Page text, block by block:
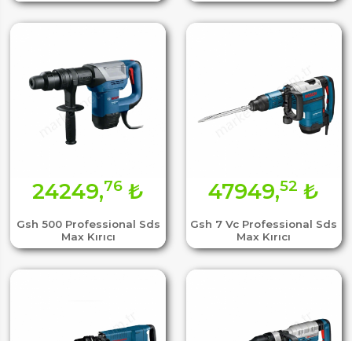
Gsh 500 Professional Sds
Max Kırıcı
24249,76 ₺
Gsh 7 Vc Professional Sds
Max Kırıcı
47949,52 ₺